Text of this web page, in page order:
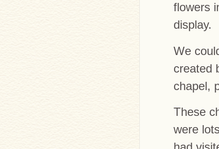
flowers
display.
We
created
chapel,
These
were